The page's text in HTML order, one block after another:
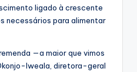
ligado à crescente
necessários para alimentar
—a maior que vimos
Iweala, diretora-geral